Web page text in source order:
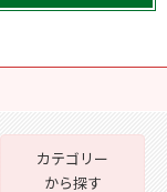
カテゴリー
から探す